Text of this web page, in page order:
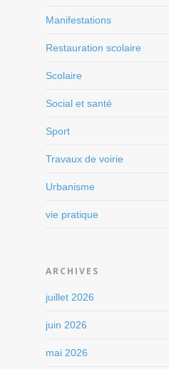
Manifestations
Restauration scolaire
Scolaire
Social et santé
Sport
Travaux de voirie
Urbanisme
vie pratique
ARCHIVES
juillet 2026
juin 2026
mai 2026